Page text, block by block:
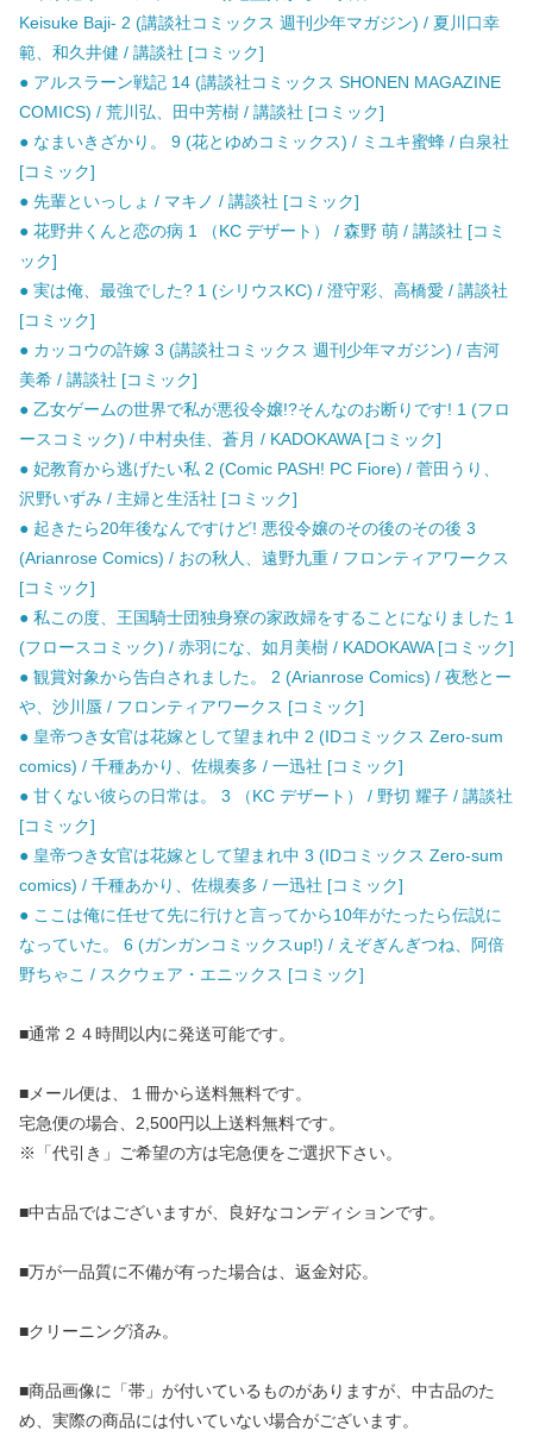
Keisuke Baji- 2 (講談社コミックス 週刊少年マガジン) / 夏川口幸
範、和久井健 / 講談社 [コミック]
● アルスラーン戦記 14 (講談社コミックス SHONEN MAGAZINE
COMICS) / 荒川弘、田中芳樹 / 講談社 [コミック]
● なまいきざかり。 9 (花とゆめコミックス) / ミユキ蜜蜂 / 白泉社
[コミック]
● 先輩といっしょ / マキノ / 講談社 [コミック]
● 花野井くんと恋の病 1 （KC デザート） / 森野 萌 / 講談社 [コミ
ック]
● 実は俺、最強でした? 1 (シリウスKC) / 澄守彩、高橋愛 / 講談社
[コミック]
● カッコウの許嫁 3 (講談社コミックス 週刊少年マガジン) / 吉河
美希 / 講談社 [コミック]
● 乙女ゲームの世界で私が悪役令嬢!?そんなのお断りです! 1 (フロ
ースコミック) / 中村央佳、蒼月 / KADOKAWA [コミック]
● 妃教育から逃げたい私 2 (Comic PASH! PC Fiore) / 菅田うり、
沢野いずみ / 主婦と生活社 [コミック]
● 起きたら20年後なんですけど! 悪役令嬢のその後のその後 3
(Arianrose Comics) / おの秋人、遠野九重 / フロンティアワークス
[コミック]
● 私この度、王国騎士団独身寮の家政婦をすることになりました 1
(フロースコミック) / 赤羽にな、如月美樹 / KADOKAWA [コミック]
● 観賞対象から告白されました。 2 (Arianrose Comics) / 夜愁とー
や、沙川蜃 / フロンティアワークス [コミック]
● 皇帝つき女官は花嫁として望まれ中 2 (IDコミックス Zero-sum
comics) / 千種あかり、佐槻奏多 / 一迅社 [コミック]
● 甘くない彼らの日常は。 3 （KC デザート） / 野切 耀子 / 講談社
[コミック]
● 皇帝つき女官は花嫁として望まれ中 3 (IDコミックス Zero-sum
comics) / 千種あかり、佐槻奏多 / 一迅社 [コミック]
● ここは俺に任せて先に行けと言ってから10年がたったら伝説に
なっていた。 6 (ガンガンコミックスup!) / えぞぎんぎつね、阿倍
野ちゃこ / スクウェア・エニックス [コミック]
■通常２４時間以内に発送可能です。
■メール便は、１冊から送料無料です。
宅急便の場合、2,500円以上送料無料です。
※「代引き」ご希望の方は宅急便をご選択下さい。
■中古品ではございますが、良好なコンディションです。
■万が一品質に不備が有った場合は、返金対応。
■クリーニング済み。
■商品画像に「帯」が付いているものがありますが、中古品のた
め、実際の商品には付いていない場合がございます。